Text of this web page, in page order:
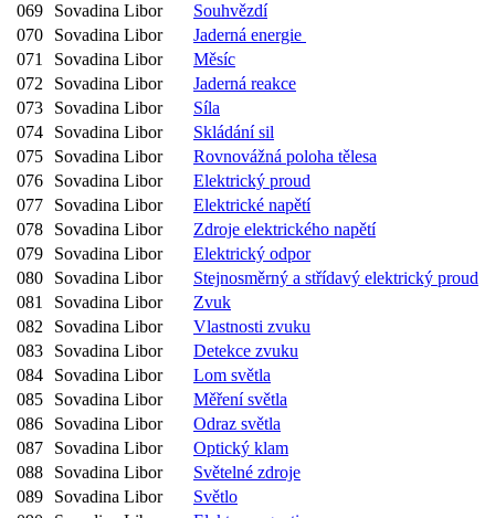
069
Sovadina Libor
Souhvězdí
070
Sovadina Libor
Jaderná energie
071
Sovadina Libor
Měsíc
072
Sovadina Libor
Jaderná reakce
073
Sovadina Libor
Síla
074
Sovadina Libor
Skládání sil
075
Sovadina Libor
Rovnovážná poloha tělesa
076
Sovadina Libor
Elektrický proud
077
Sovadina Libor
Elektrické napětí
078
Sovadina Libor
Zdroje elektrického napětí
079
Sovadina Libor
Elektrický odpor
080
Sovadina Libor
Stejnosměrný a střídavý elektrický proud
081
Sovadina Libor
Zvuk
082
Sovadina Libor
Vlastnosti zvuku
083
Sovadina Libor
Detekce zvuku
084
Sovadina Libor
Lom světla
085
Sovadina Libor
Měření světla
086
Sovadina Libor
Odraz světla
087
Sovadina Libor
Optický klam
088
Sovadina Libor
Světelné zdroje
089
Sovadina Libor
Světlo